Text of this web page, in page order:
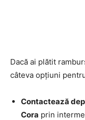
Dacă ai plătit
câteva opțiuni
Contactează
Cora prin